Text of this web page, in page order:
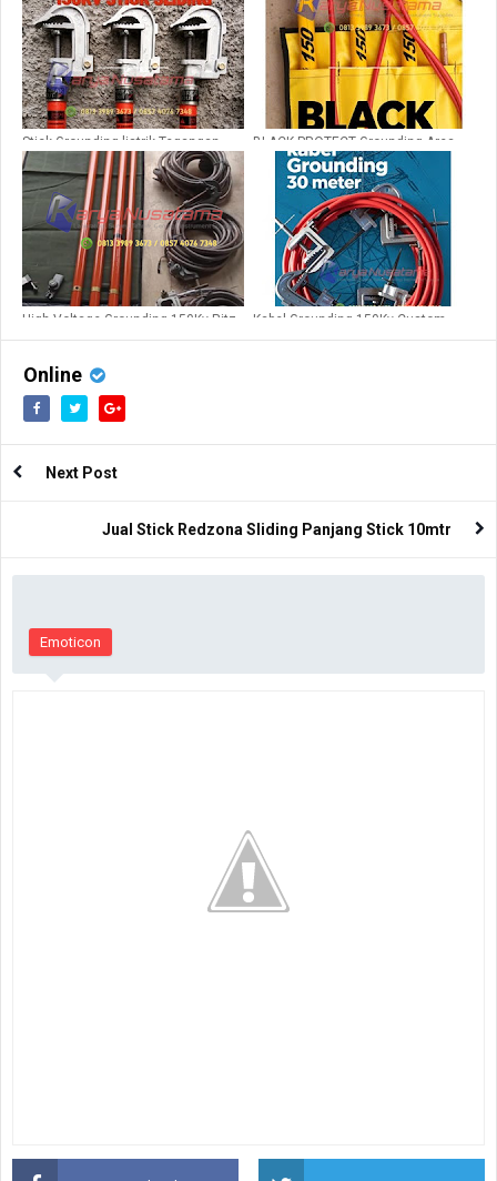
Stick Grounding listrik Tegangan
Tinggi 150Kv
BLACK PROTECT Grounding Area
Industri dan PLN
High Voltage Grounding 150Kv Ritz
Kabel Grounding 150Kv Custom
Online
Next Post
Jual Stick Redzona Sliding Panjang Stick 10mtr
Emoticon